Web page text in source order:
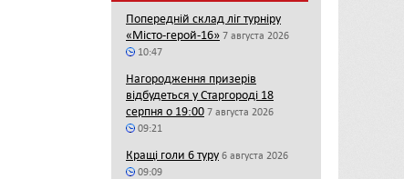
Попередній склад ліг турніру
«Місто-герой-16» 7 августа 2026
10:47
Нагородження призерів
відбудеться у Старгороді 18
серпня о 19:00 7 августа 2026
09:21
Кращі голи 6 туру 6 августа 2026
09:09